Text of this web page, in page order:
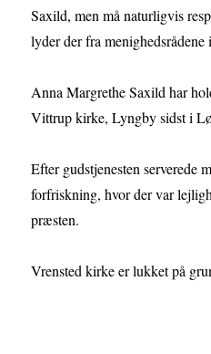
Saxild, men må naturligvis
lyder der fra
Anna Margrethe Saxild har
Vittrup kirke, Lyngby sidst i
Efter gudstjenesten serverede
forfriskning, hvor der var
præsten.
Vrensted kirke er lukket på